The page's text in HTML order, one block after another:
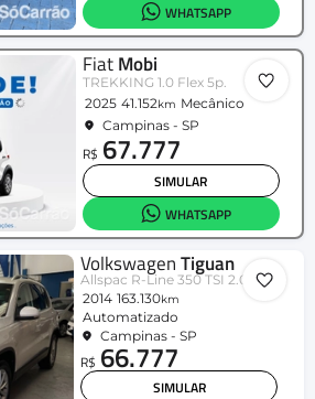
WHATSAPP
Fiat Mobi
TREKKING 1.0 Flex 5p.
2025 41.152km Mecânico
Campinas - SP
R$ 67.777
SIMULAR
WHATSAPP
VolkswagenTiguan
Allspac R-Line 350 TSI 2.0 4x4
2014 163.130km
Automatizado
Campinas - SP
R$ 66.777
SIMULAR